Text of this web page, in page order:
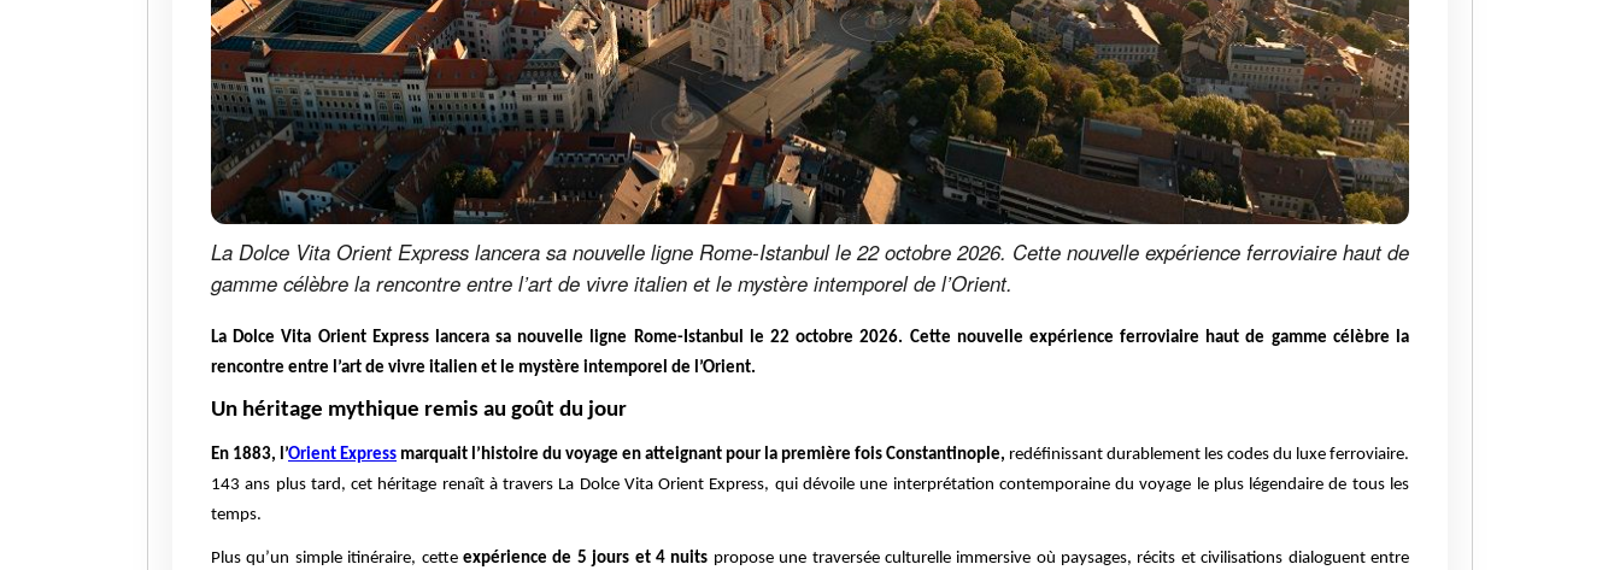
La Dolce Vita Orient Express lancera sa nouvelle ligne Rome-Istanbul le 22 octobre 2026. Cette nouvelle expérience ferroviaire haut de
gamme célèbre la rencontre entre l’art de vivre italien et le mystère intemporel de l’Orient.
La Dolce Vita Orient Express lancera sa nouvelle ligne Rome-Istanbul le 22 octobre 2026. Cette nouvelle expérience ferroviaire haut de gamme célèbre la
rencontre entre l’art de vivre italien et le mystère intemporel de l’Orient.
Un héritage mythique remis au goût du jour
En 1883, l’Orient Express marquait l’histoire du voyage en atteignant pour la première fois Constantinople, redéfinissant durablement les codes du luxe ferroviaire.
143 ans plus tard, cet héritage renaît à travers La Dolce Vita Orient Express, qui dévoile une interprétation contemporaine du voyage le plus légendaire de tous les
temps.
Plus qu’un simple itinéraire, cette expérience de 5 jours et 4 nuits propose une traversée culturelle immersive où paysages, récits et civilisations dialoguent entre